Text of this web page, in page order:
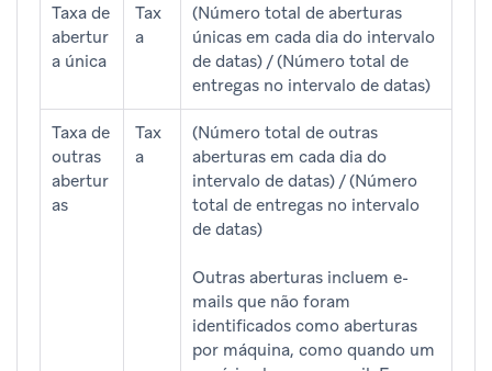
Taxa de
abertur
a única
Tax
a
(Número total de aberturas
únicas em cada dia do intervalo
de datas) / (Número total de
entregas no intervalo de datas)
Taxa de
outras
abertur
as
Tax
a
(Número total de outras
aberturas em cada dia do
intervalo de datas) / (Número
total de entregas no intervalo
de datas)
Outras aberturas incluem e-
mails que não foram
identificados como aberturas
por máquina, como quando um